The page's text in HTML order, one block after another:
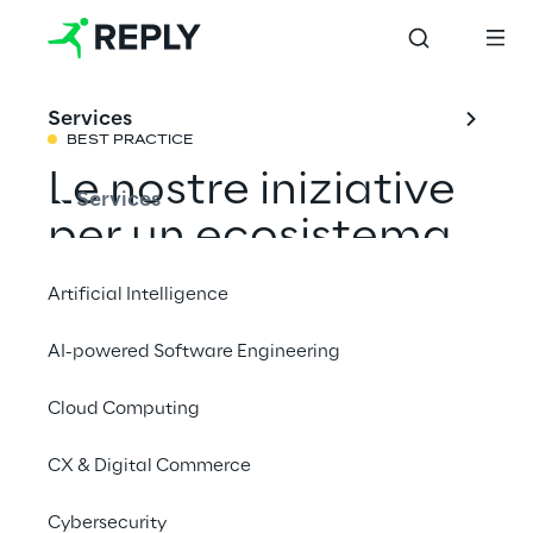
Services
Services
Artificial Intelligence
AI-powered Software Engineering
Cloud Computing
CX & Digital Commerce
Cybersecurity
BEST PRACTICE
Le nostre iniziative
per un ecosistema
digitale europeo
più sicuro
Condividi con un amico